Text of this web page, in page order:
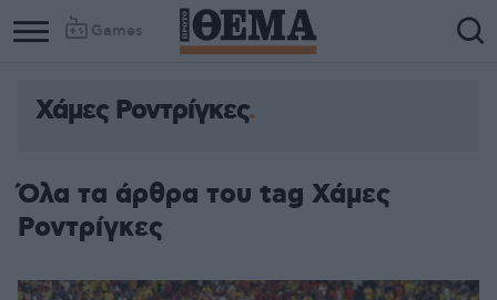
Games
Χάμες Ροντρίγκες
Όλα τα άρθρα του tag Χάμες
Ροντρίγκες